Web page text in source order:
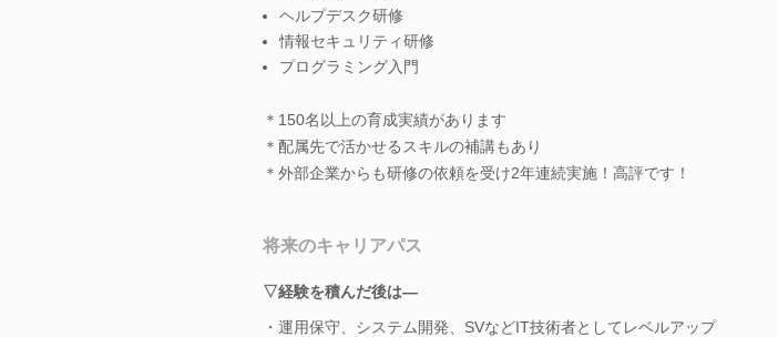
ヘルプデスク研修
情報セキュリティ研修
プログラミング入門
＊150名以上の育成実績があります
＊配属先で活かせるスキルの補講もあり
＊外部企業からも研修の依頼を受け2年連続実施！高評です！
将来のキャリアパス
▽経験を積んだ後は―
・運用保守、システム開発、SVなどIT技術者としてレベルアップ